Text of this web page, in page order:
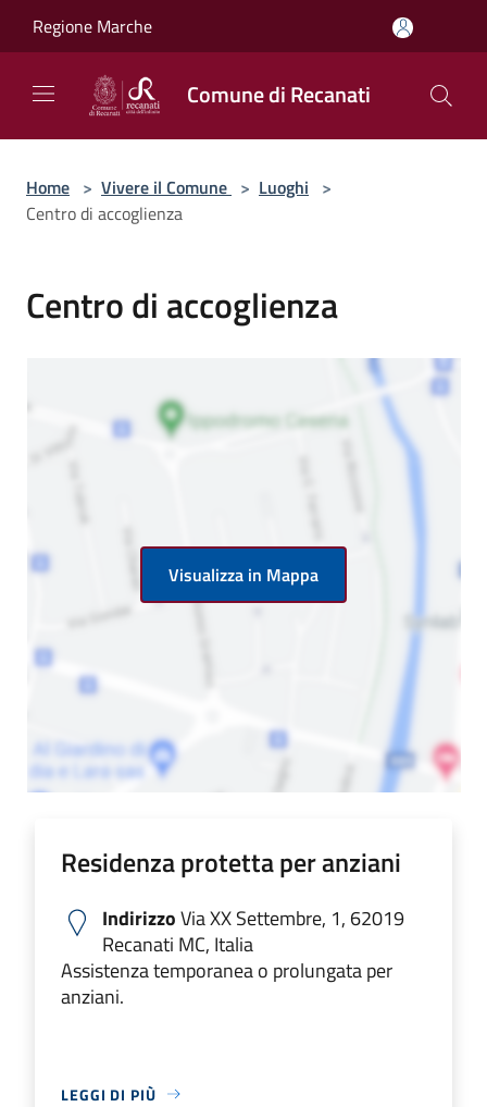
Regione Marche
Comune di Recanati
Home > Vivere il Comune > Luoghi >
Centro di accoglienza
Centro di accoglienza
Visualizza in Mappa
Residenza protetta per anziani
IndirizzoVia XX Settembre, 1, 62019
Recanati MC, Italia
Assistenza temporanea o prolungata per
anziani.
LEGGI DI PIÙ